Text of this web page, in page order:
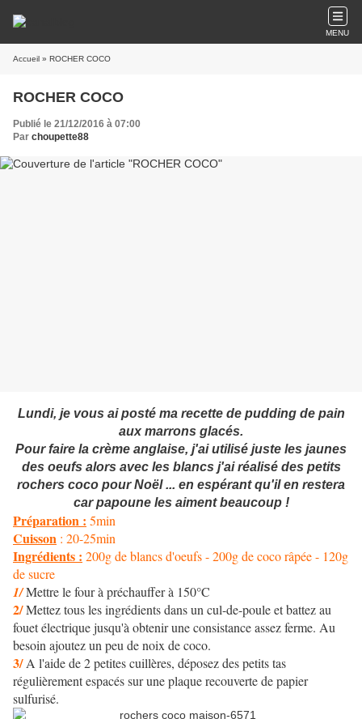
MENU
Accueil » ROCHER COCO
ROCHER COCO
Publié le 21/12/2016 à 07:00
Par choupette88
Lundi, je vous ai posté ma recette de pudding de pain
aux marrons glacés.
Pour faire la crème anglaise, j'ai utilisé juste les jaunes
des oeufs alors avec les blancs j'ai réalisé des petits
rochers coco pour Noël ... en espérant qu'il en restera
car papoune les aiment beaucoup !
Préparation : 5min
Cuisson : 20-25min
Ingrédients : 200g de blancs d'oeufs - 200g de coco râpée - 120g
de sucre
1/Mettre le four à préchauffer à 150°C
2/Mettez tous les ingrédients dans un cul-de-poule et battez au
fouet électrique jusqu'à obtenir une consistance assez ferme. Au
besoin ajoutez un peu de noix de coco.
3/ A l'aide de 2 petites cuillères, déposez des petits tas
régulièrement espacés sur une plaque recouverte de papier
sulfurisé.